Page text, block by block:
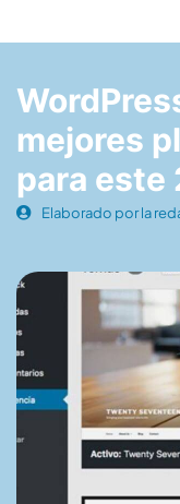
mejores
para este
Elaborado por la